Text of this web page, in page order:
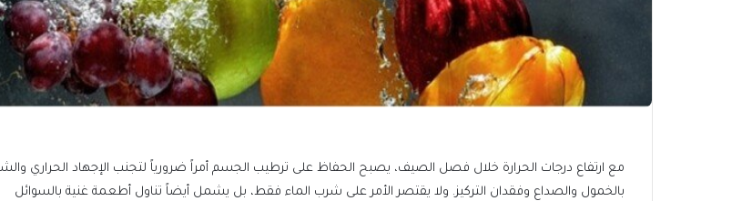
مع ارتفاع درجات الحرارة خلال فصل الصيف، يصبح الحفاظ على ترطيب الجسم أمراً ضرورياً لتجنب الإجهاد الحراري
بالخمول والصداع وفقدان التركيز. ولا يقتصر الأمر على شرب الماء فقط، بل يشمل أيضاً تناول أطعمة غنية بالسوائل